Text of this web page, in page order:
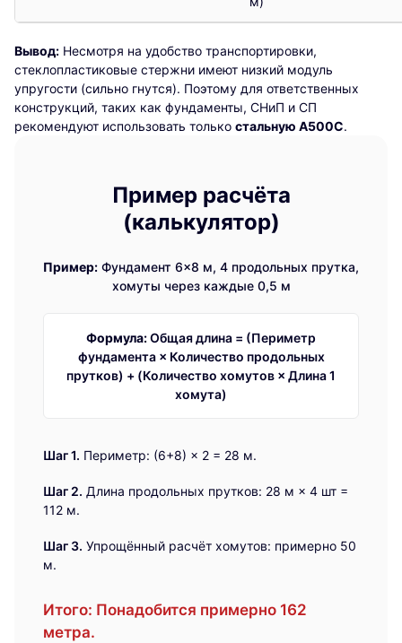
Вывод: Несмотря на удобство транспортировки,
стеклопластиковые стержни имеют низкий модуль
упругости (сильно гнутся). Поэтому для ответственных
конструкций, таких как фундаменты, СНиП и СП
рекомендуют использовать только стальную А500С.
Пример расчёта
(калькулятор)
Пример: Фундамент 6×8 м, 4 продольных прутка,
хомуты через каждые 0,5 м
Формула:Общая длина = (Периметр
фундамента × Количество продольных
прутков) + (Количество хомутов × Длина 1
хомута)
Шаг 1. Периметр: (6+8) × 2 = 28 м.
Шаг 2. Длина продольных прутков: 28 м × 4 шт =
112 м.
Шаг 3. Упрощённый расчёт хомутов: примерно 50
м.
Итого: Понадобится примерно 162
метра.